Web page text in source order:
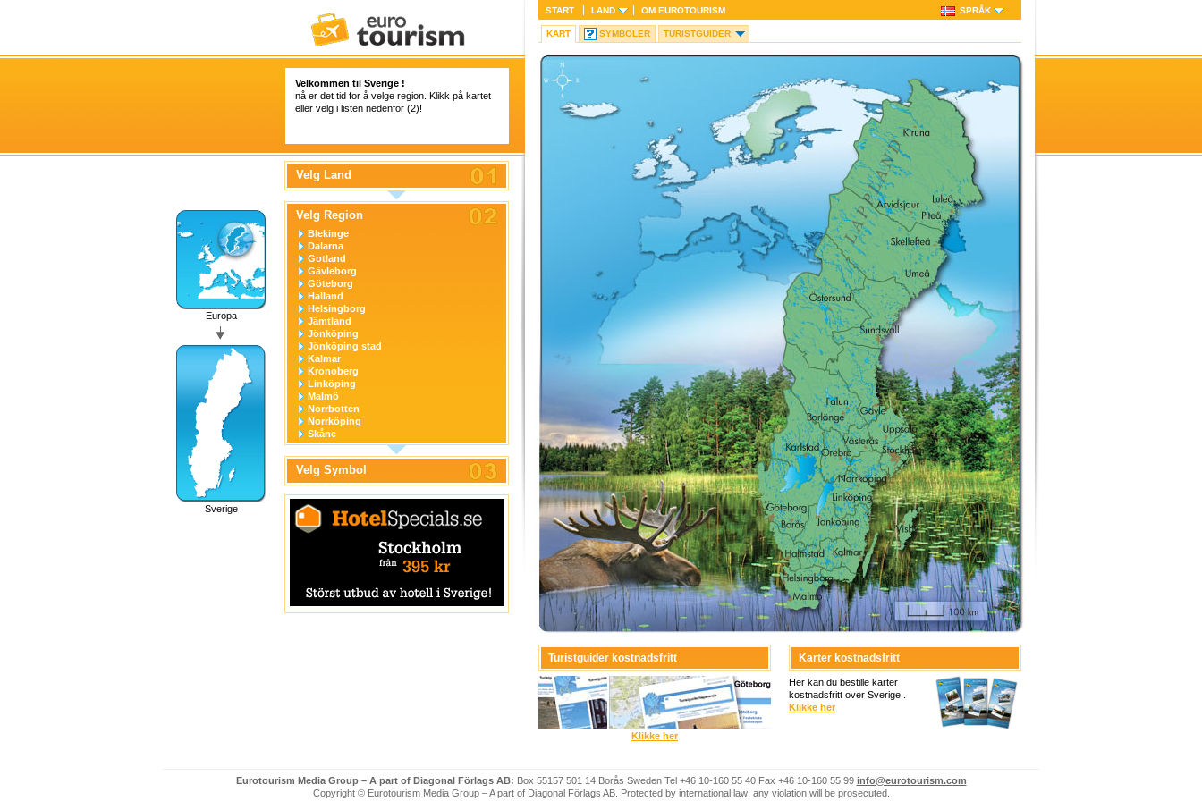
Velkommen til Sverige !
nå er det tid for å velge region. Klikk på kartet
eller velg i listen nedenfor (2)!
Europa
Sverige
Velg Land
Velg Region
Blekinge
Dalarna
Gotland
Gävleborg
Göteborg
Halland
Helsingborg
Jämtland
Jönköping
Jönköping stad
Kalmar
Kronoberg
Linköping
Malmö
Norrbotten
Norrköping
Skåne
Stockholm
Stockholm stad
Södermanland
Uppsala
Uppsala stad
Värmland
Västerbotten
Västernorrland
Örebro stad
Östergötland
Velg Symbol
START LAND OM EUROTOURISM SPRÅK
KART SYMBOLER TURISTGUIDER
Turistguider kostnadsfritt
Klikke her
Karter kostnadsfritt
Her kan du bestille karter
kostnadsfritt over Sverige .
Klikke her
Eurotourism Media Group – A part of Diagonal Förlags AB: Box 55157 501 14 Borås Sweden Tel +46 10-160 55 40 Fax +46 10-160 55 99 info@eurotourism.com
Copyright © Eurotourism Media Group – A part of Diagonal Förlags AB. Protected by international law; any violation will be prosecuted.